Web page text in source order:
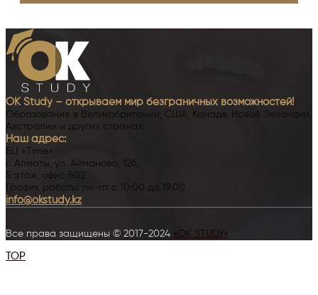
OK Study – открываем мир безграничных возможностей!
Образование в Великобритании, США, Канаде, Новой Зеландии,
Австралии и других странах.
Наш адрес:
БЦ «Time»
г. Алматы, ул. Айманова, 126,
5 этаж, офис 502
График работы: пн-пт с 10:00 до 19:00
info@okstudy.kz
Все права защищены © 2017-2024 «OK STUDY»
TOP